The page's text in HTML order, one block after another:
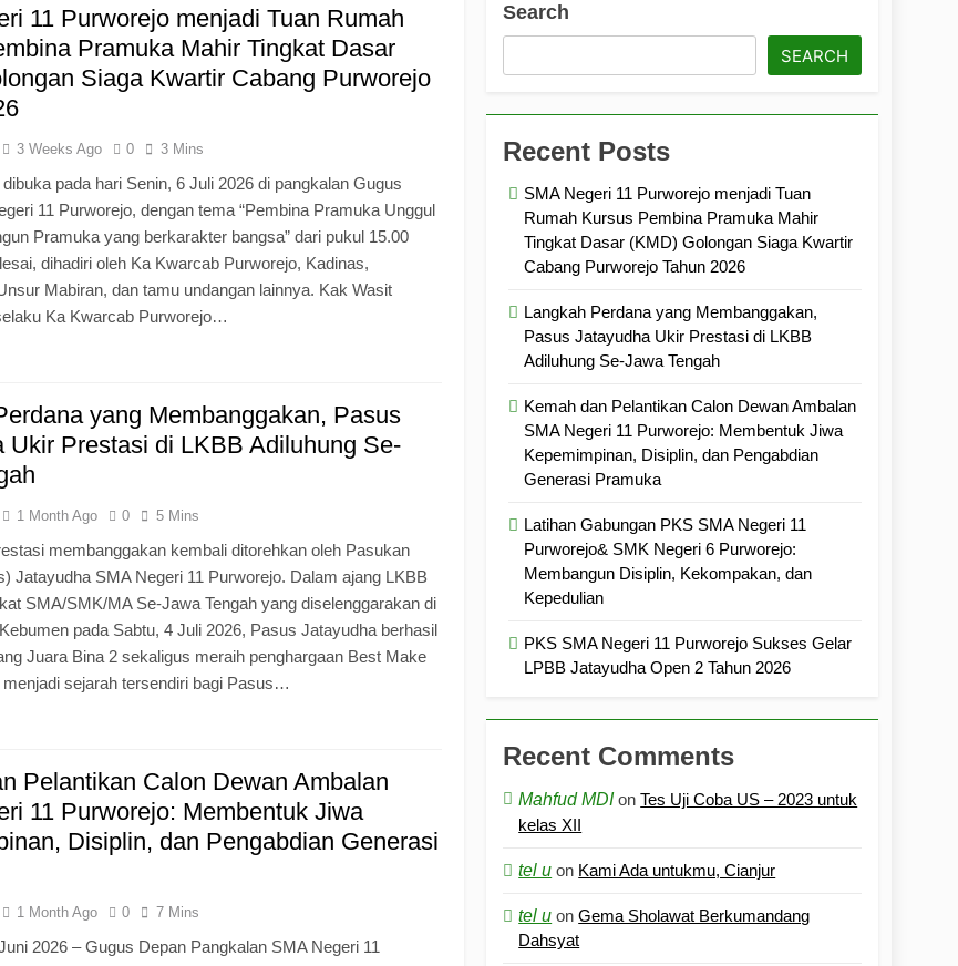
Pengabdian Generasi Pramuka
11 Purworejo menjadi Tuan Rumah
Pramuka Mahir Tingkat Dasar
Siaga Kwartir Cabang Purworejo
3 Weeks Ago 0 3 Mins
pada hari Senin, 6 Juli 2026 di pangkalan Gugus
11 Purworejo, dengan tema “Pembina Pramuka Unggul
Pramuka yang berkarakter bangsa” dari pukul 15.00
dihadiri oleh Ka Kwarcab Purworejo, Kadinas,
Mabiran, dan tamu undangan lainnya. Kak Wasit
Ka Kwarcab Purworejo…
yang Membanggakan, Pasus
Ukir Prestasi di LKBB Adiluhung Se-
1 Month Ago 0 5 Mins
membanggakan kembali ditorehkan oleh Pasukan
Jatayudha SMA Negeri 11 Purworejo. Dalam ajang LKBB
SMA/SMK/MA Se-Jawa Tengah yang diselenggarakan di
pada Sabtu, 4 Juli 2026, Pasus Jatayudha berhasil
Juara Bina 2 sekaligus meraih penghargaan Best Make
menjadi sejarah tersendiri bagi Pasus…
Pelantikan Calon Dewan Ambalan
11 Purworejo: Membentuk Jiwa
Disiplin, dan Pengabdian Generasi
1 Month Ago 0 7 Mins
2026 – Gugus Depan Pangkalan SMA Negeri 11
Search
SEARCH
Recent Posts
SMA Negeri 11 Purworejo menjadi Tuan
Rumah Kursus Pembina Pramuka Mahir
Tingkat Dasar (KMD) Golongan Siaga Kwartir
Cabang Purworejo Tahun 2026
Langkah Perdana yang Membanggakan,
Pasus Jatayudha Ukir Prestasi di LKBB
Adiluhung Se-Jawa Tengah
Kemah dan Pelantikan Calon Dewan Ambalan
SMA Negeri 11 Purworejo: Membentuk Jiwa
Kepemimpinan, Disiplin, dan Pengabdian
Generasi Pramuka
Latihan Gabungan PKS SMA Negeri 11
Purworejo& SMK Negeri 6 Purworejo:
Membangun Disiplin, Kekompakan, dan
Kepedulian
PKS SMA Negeri 11 Purworejo Sukses Gelar
LPBB Jatayudha Open 2 Tahun 2026
Recent Comments
Mahfud MDIonTes Uji Coba US – 2023 untuk
kelas XII
tel u on Kami Ada untukmu, Cianjur
tel u onGema Sholawat Berkumandang
Dahsyat